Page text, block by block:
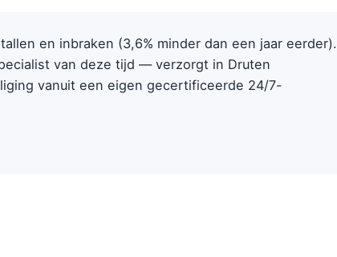
en inbraken (3,6% minder dan een jaar eerder).
van deze tijd — verzorgt in Druten
vanuit een eigen gecertificeerde 24/7-